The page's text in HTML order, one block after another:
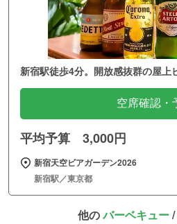
新宿駅徒歩4分。開放感抜群の屋上
空席確認・
平均予算 3,000円
新宿天空ビアガーデン2026
新宿駅／東京都
他のバーベキュー/